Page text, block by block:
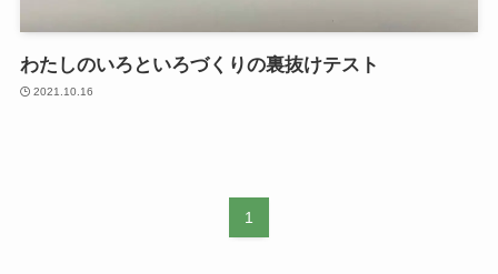
わたしのいろといろづくりの裏抜けテスト
2021.10.16
1